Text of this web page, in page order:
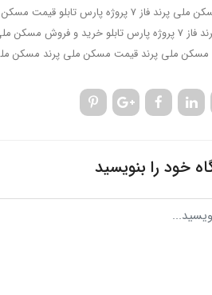
ملی پرند فاز 7 پروژه پارس تابلو
قیمت مسکن ملی پرند
پارس تابلو
خرید و فروش مسکن ملی
ملی پرند قیمت مسکن ملی پرند مسکن
خود را بنویسید